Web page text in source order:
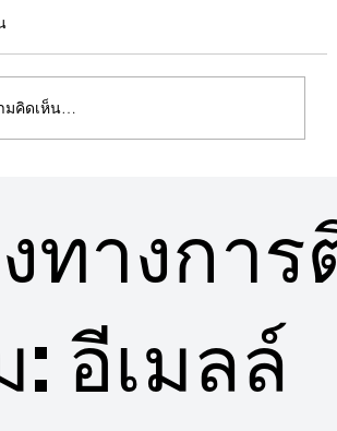
ทางกา
: อีเมลล์
มคิดเห็น…